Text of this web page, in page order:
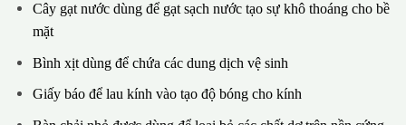
Cây gạt nước dùng để gạt sạch nước tạo sự khô thoáng cho bề
mặt
Bình xịt dùng để chứa các dung dịch vệ sinh
Giấy báo để lau kính vào tạo độ bóng cho kính